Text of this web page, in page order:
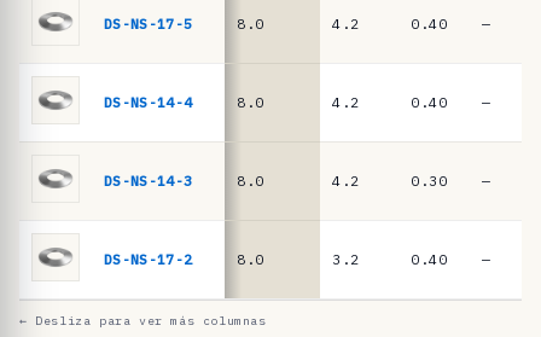
e
p
l
l
DS-NS-17-5 8.0 4.2 0.40 —
DS-NS-14-4 8.0 4.2 0.40 —
DS-NS-14-3 8.0 4.2 0.30 —
DS-NS-17-2 8.0 3.2 0.40 —
← Desliza para ver más columnas